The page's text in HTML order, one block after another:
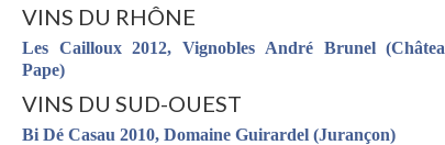
VINS DU RHÔNE
Les Cailloux 2012, Vignobles André Brunel
Pape)
VINS DU SUD-OUEST
Bi Dé Casau 2010, Domaine Guirardel (Jurançon)